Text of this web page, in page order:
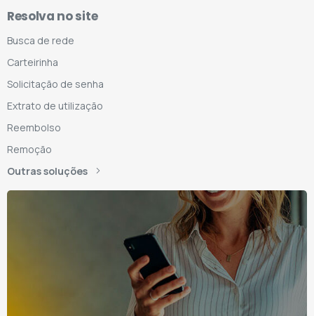
Resolva no site
Busca de rede
Carteirinha
Solicitação de senha
Extrato de utilização
Reembolso
Remoção
Outras soluções